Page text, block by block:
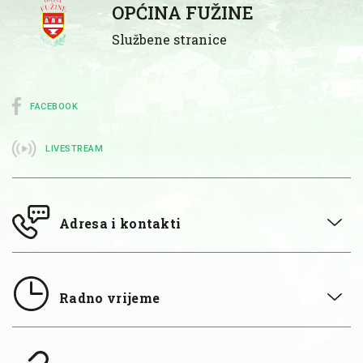
OPĆINA FUŽINE
Službene stranice
FACEBOOK
LIVESTREAM
Adresa i kontakti
Radno vrijeme